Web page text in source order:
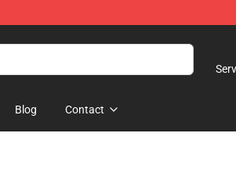
Blog Contact